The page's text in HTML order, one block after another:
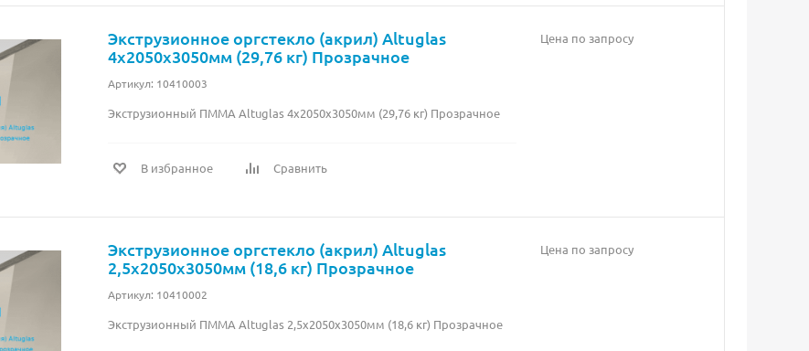
Экструзионное оргстекло (акрил) Altuglas
4х2050х3050мм (29,76 кг) Прозрачное
Артикул: 10410003
Экструзионный ПММА Altuglas 4х2050х3050мм (29,76 кг) Прозрачное
В избранное Сравнить
Цена по запросу
Экструзионное оргстекло (акрил) Altuglas
2,5х2050х3050мм (18,6 кг) Прозрачное
Артикул: 10410002
Экструзионный ПММА Altuglas 2,5х2050х3050мм (18,6 кг) Прозрачное
Цена по запросу